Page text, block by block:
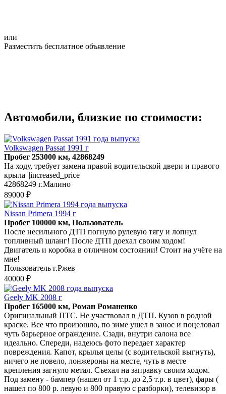
или
Разместить бесплатное объявление
Автомобили, близкие по стоимости:
Volkswagen Passat 1991 г
Пробег 253000 км, 42868249
На ходу, требует замена правой водительской двери и правого
крыла ||increased_price
42868249 г.Малино
89000 ₽
Nissan Primera 1994 г
Пробег 100000 км, Пользователь
После несильного ДТП погнуло рулевую тягу и лопнул
топливный шланг! После ДТП доехал своим ходом!
Двигатель и коробка в отличном состоянии! Стоит на учёте на
мне!
Пользователь г.Ржев
40000 ₽
Geely MK 2008 г
Пробег 165000 км, Роман Романенко
Оригинальный ПТС. Не участвовал в ДТП. Кузов в родной
краске. Все что произошло, по зиме ушел в занос и поцеловал
чуть барьерное ограждение. Сзади, внутри салона все
идеально. Спереди, надеюсь фото передает характер
повреждения. Капот, крылья целы (с водительской выгнуть),
ничего не повело, лонжероны на месте, чуть в месте
крепления загнуло метал. Съехал на заправку своим ходом.
Под замену - бампер (нашел от 1 т.р. до 2,5 т.р. в цвет), фары (
нашел по 800 р. левую и 800 правую с разборки), телевизор в